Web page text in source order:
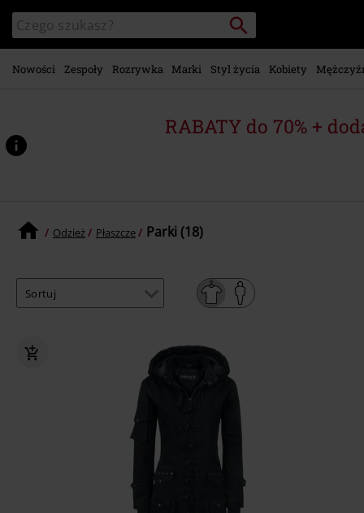
głównej
zawartości
Wyszukaj
katalog
Szukaj
Nowości Zespoły Rozrywka Marki Styl życia Kobiety
RABATY do 70% +
Odzież Płaszcze Parki (18)